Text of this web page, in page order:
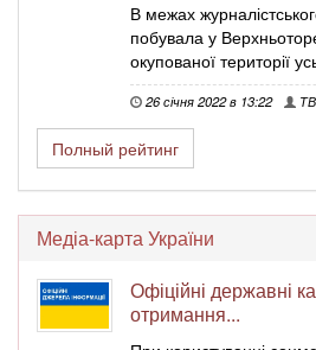
В межах
побувала у
окупованої території
26 січня 2022 в 13:22 ТВ
Полный рейтинг
Медіа-карта України
Офіційні державні
отримання...